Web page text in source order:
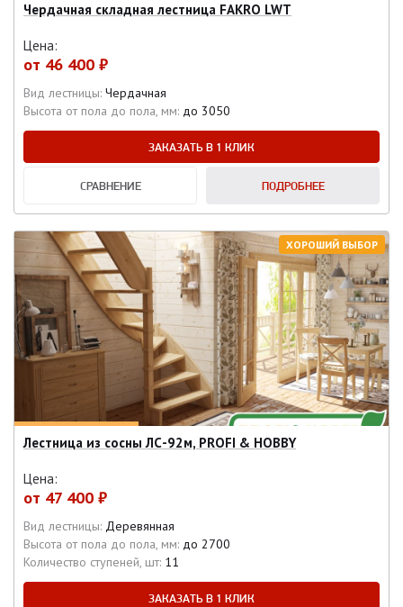
Чердачная складная лестница FAKRO LWT
Цена:
от 46 400 ₽
Вид лестницы: Чердачная
Высота от пола до пола, мм: до 3050
ЗАКАЗАТЬ В 1 КЛИК
СРАВНЕНИЕ ПОДРОБНЕЕ
ХОРОШИЙ ВЫБОР
Лестница из сосны ЛС-92м, PROFI & HOBBY
Цена:
от 47 400 ₽
Вид лестницы: Деревянная
Высота от пола до пола, мм: до 2700
Количество ступеней, шт: 11
ЗАКАЗАТЬ В 1 КЛИК